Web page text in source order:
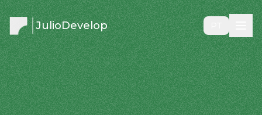
JulioDevelop